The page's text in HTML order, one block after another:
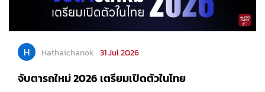
H Hathaichanok 31 Jul 2026
จับตารถใหม่ 2026 เตรียมเปิดตัวในไทย